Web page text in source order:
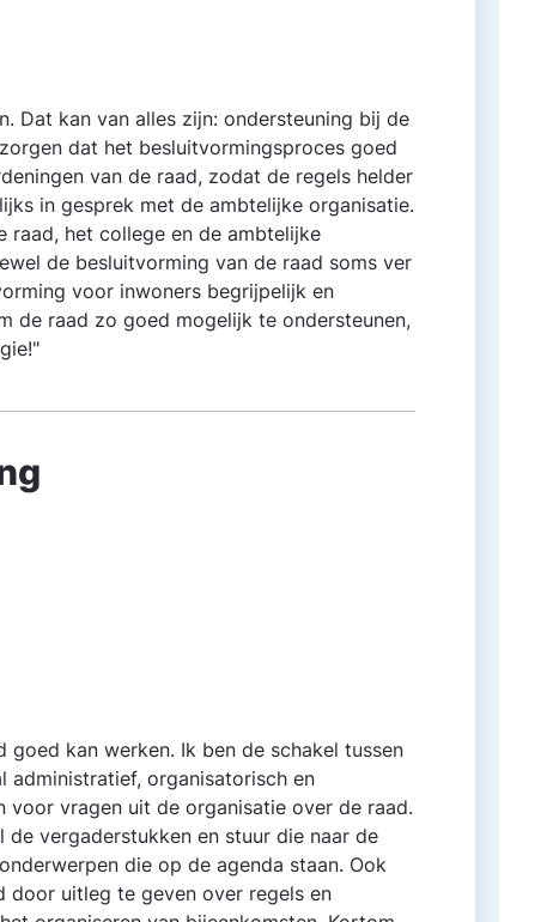
Dat kan van alles zijn: onder­steuning bij de
dat het besluitvormingsproces goed
van de raad, zodat de regels helder
in gesprek met de ambtelijke organisatie.
raad, het college en de ambtelijke
de besluitvorming van de raad soms ver
voor inwoners begrijpelijk en
de raad zo goed mogelijk te ondersteunen,
kan werken. Ik ben de schakel tussen
administratief, organisatorisch en
vragen uit de organisatie over de raad.
vergaderstukken en stuur die naar de
die op de agenda staan. Ook
door uitleg te geven over regels en